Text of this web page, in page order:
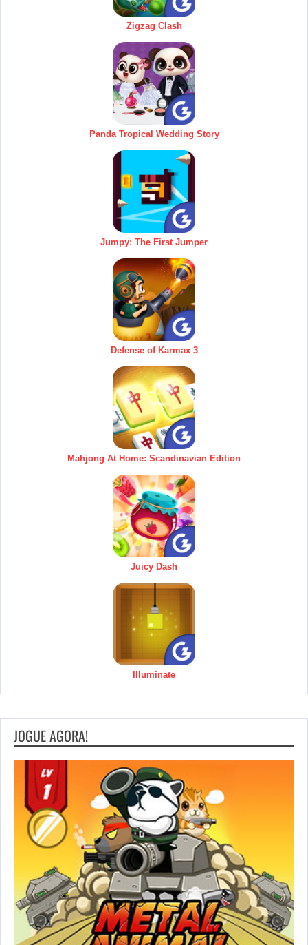
Zigzag Clash
Panda Tropical Wedding Story
Jumpy: The First Jumper
Defense of Karmax 3
Mahjong At Home: Scandinavian Edition
Juicy Dash
Illuminate
JOGUE AGORA!